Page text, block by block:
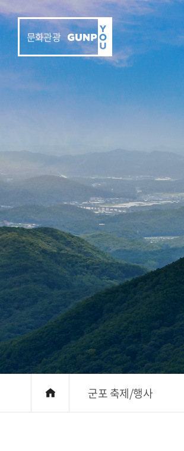
문화관광
군포 축제/행사